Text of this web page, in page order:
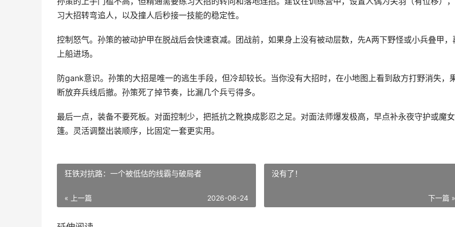
习大招转弯追人，以及撞人后秒接一技能的稳定性。
控制怒气。孙策的被动护甲在脱战后会快速衰减。团战前，如果身上没有被动层数，先A两下野怪或小兵叠甲，
上船进场。
防gank意识。孙策的大招是唯一的逃生手段，但冷却较长。当你没有大招时，在小地图上看到敌方打野消失，
断放弃兵线后撤。孙策死了掉节奏，比漏几个兵亏得多。
最后一点，装备不要死板。对面控制少，把抵抗之靴换成影忍之足。对面法师爆发极高，早点补永夜守护或魔
篷。灵活调整出装顺序，比固定一套更实用。
狂铁对抗路：一个被低估的线霸与破局者
« 上一篇 2026-06-24
没有了！
下一篇 »